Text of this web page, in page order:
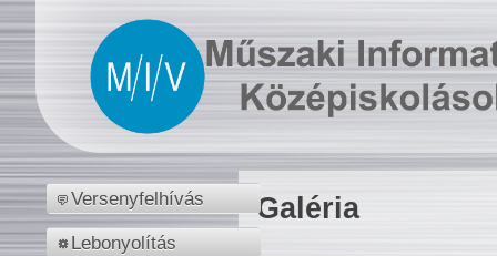
Versenyfelhívás
Lebonyolítás
Galéria